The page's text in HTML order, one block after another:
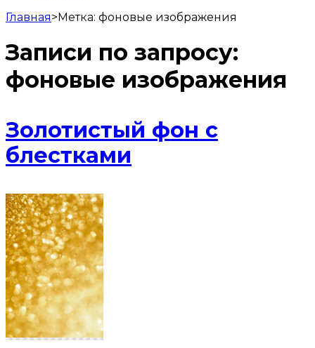
Главная>Метка: фоновые изображения
Записи по запросу:
фоновые изображения
Золотистый фон с
блестками